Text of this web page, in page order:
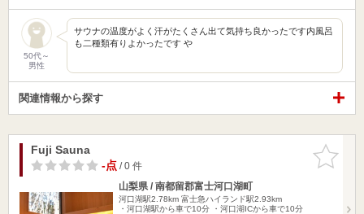
50代～
男性
サウナの温度がよく汗がたくさん出て気持ち良かったです内風呂
も二種類有りよかったです や
関連情報から探す
お気に入
りに追加
Fuji Sauna
-点/ 0 件
山梨県 / 南都留郡富士河口湖町
河口湖駅2.78km 富士急ハイランド駅2.93km
・河口湖駅から車で10分 ・河口湖ICから車で10分